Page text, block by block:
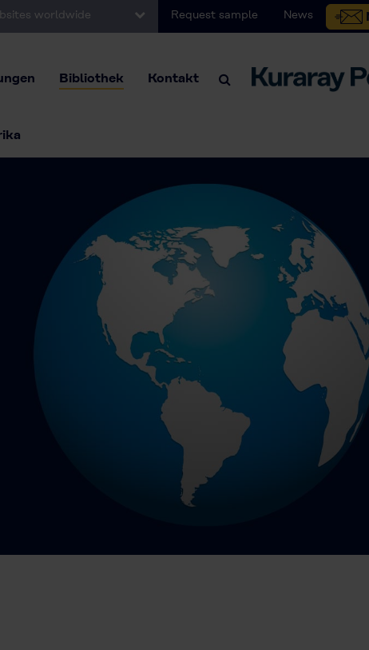
worldwide Request sample News
Bibliothek Kontakt